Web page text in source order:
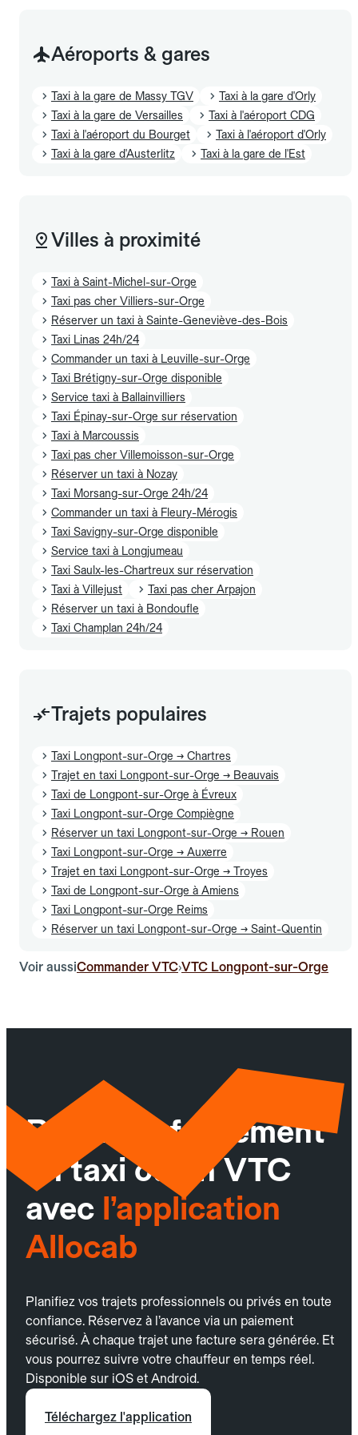
Aéroports & gares
Taxi à la gare de Massy TGV
Taxi à la gare d'Orly
Taxi à la gare de Versailles
Taxi à l'aéroport CDG
Taxi à l'aéroport du Bourget
Taxi à l'aéroport d'Orly
Taxi à la gare d'Austerlitz
Taxi à la gare de l'Est
Villes à proximité
Taxi à Saint-Michel-sur-Orge
Taxi pas cher Villiers-sur-Orge
Réserver un taxi à Sainte-Geneviève-des-Bois
Taxi Linas 24h/24
Commander un taxi à Leuville-sur-Orge
Taxi Brétigny-sur-Orge disponible
Service taxi à Ballainvilliers
Taxi Épinay-sur-Orge sur réservation
Taxi à Marcoussis
Taxi pas cher Villemoisson-sur-Orge
Réserver un taxi à Nozay
Taxi Morsang-sur-Orge 24h/24
Commander un taxi à Fleury-Mérogis
Taxi Savigny-sur-Orge disponible
Service taxi à Longjumeau
Taxi Saulx-les-Chartreux sur réservation
Taxi à Villejust
Taxi pas cher Arpajon
Réserver un taxi à Bondoufle
Taxi Champlan 24h/24
Trajets populaires
Taxi Longpont-sur-Orge → Chartres
Trajet en taxi Longpont-sur-Orge → Beauvais
Taxi de Longpont-sur-Orge à Évreux
Taxi Longpont-sur-Orge Compiègne
Réserver un taxi Longpont-sur-Orge → Rouen
Taxi Longpont-sur-Orge → Auxerre
Trajet en taxi Longpont-sur-Orge → Troyes
Taxi de Longpont-sur-Orge à Amiens
Taxi Longpont-sur-Orge Reims
Réserver un taxi Longpont-sur-Orge → Saint-Quentin
Voir aussiCommander VTC›VTC Longpont-sur-Orge
Réservez facilement
un taxi ou un VTC
avec l’application
Allocab
Planifiez vos trajets professionnels ou privés en toute
confiance. Réservez à l’avance via un paiement
sécurisé. À chaque trajet une facture sera générée. Et
vous pourrez suivre votre chauffeur en temps réel.
Disponible sur iOS et Android.
Téléchargez l'application